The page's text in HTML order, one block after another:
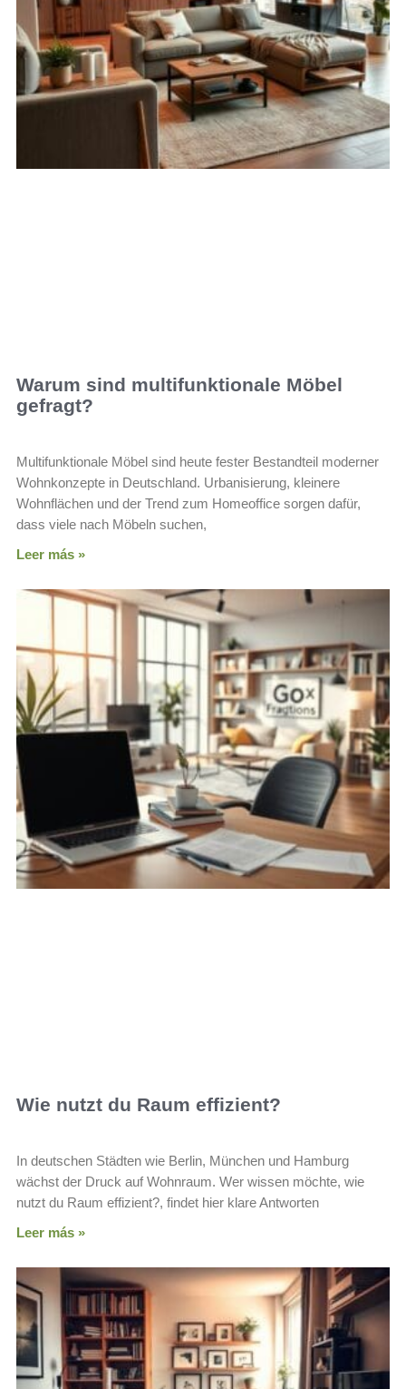
Warum sind multifunktionale Möbel
gefragt?
Multifunktionale Möbel sind heute fester Bestandteil moderner
Wohnkonzepte in Deutschland. Urbanisierung, kleinere
Wohnflächen und der Trend zum Homeoffice sorgen dafür,
dass viele nach Möbeln suchen,
Leer más »
Wie nutzt du Raum effizient?
In deutschen Städten wie Berlin, München und Hamburg
wächst der Druck auf Wohnraum. Wer wissen möchte, wie
nutzt du Raum effizient?, findet hier klare Antworten
Leer más »